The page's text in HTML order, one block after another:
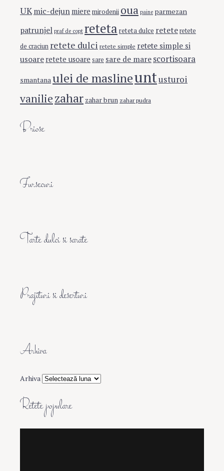
UKmic-dejun miere mirodenii oua paine parmezan
patrunjel praf de copt reteta reteta dulce reteteretete
de craciun retete dulci retete simple retete simple si
usoare retete usoare sare sare de mare scortisoara
smantana ulei de maslineuntusturoi
vaniliezahar zahar brun zahar pudra
Briose
Fursecuri
Tarte dulci si sarate
Prajituri si deserturi
Arhiva
Arhiva
Retete populare